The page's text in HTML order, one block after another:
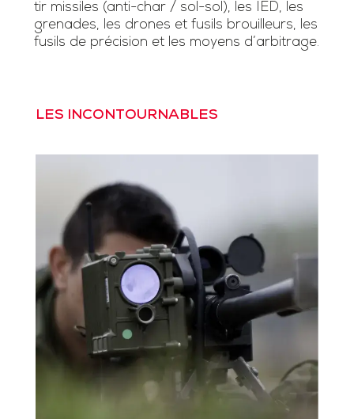
tir missiles (anti-char / sol-sol), les IED, les
grenades, les drones et fusils brouilleurs, les
fusils de précision et les moyens d’arbitrage.
LES INCONTOURNABLES